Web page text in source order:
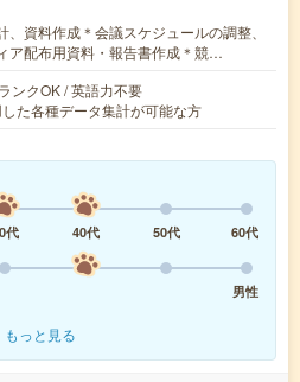
、資料作成＊会議スケジュールの調整、
ア配布用資料・報告書作成＊競…
ンクOK / 英語力不要
た各種データ集計が可能な方
代 40代 50代
60代
男性
もっと見る